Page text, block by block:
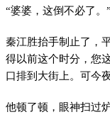
“婆婆，这倒不必了。”
秦江胜抬手制止了，
得以前这个时分，您
口排到大街上。可今
他顿了顿，眼神扫过